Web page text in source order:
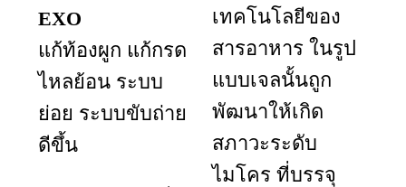
EXO
แก้ท้องผูก แก้กรด
ไหลย้อน ระบบ
ย่อย ระบบขับถ่าย
ดีขึ้น
เทคโนโลยีของ
สารอาหาร ในรูป
แบบเจลนั้นถูก
พัฒนาให้เกิด
สภาวะระดับ
ไมโคร ที่บรรจุ